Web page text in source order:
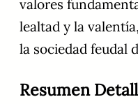
valores
lealtad y la
la sociedad feudal
Resumen